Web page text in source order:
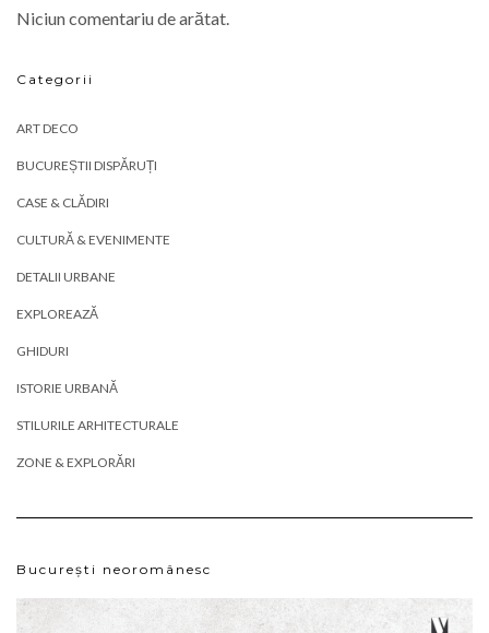
Niciun comentariu de arătat.
Categorii
ART DECO
BUCUREȘTII DISPĂRUȚI
CASE & CLĂDIRI
CULTURĂ & EVENIMENTE
DETALII URBANE
EXPLOREAZĂ
GHIDURI
ISTORIE URBANĂ
STILURILE ARHITECTURALE
ZONE & EXPLORĂRI
București neoromânesc